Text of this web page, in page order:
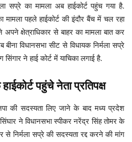
सप्रे का मामला अब हाईकोर्ट पहुंच गया है.
मामला पहले हाईकोर्ट की इंदौर बैंच में चल रहा
क्षेत्राधिकार से बाहर का मामला बात कर
विधानसभा सीट से विधायक निर्मला सप्रे
ने हाई कोर्ट में याचिका लगाई है.
पहुंचे नेता प्रतिपक्ष
की सदस्यता लिए जाने के बाद मध्य प्रदेश
ने विधानसभा स्पीकर नरेंद्र सिंह तोमर के
निर्मला सप्रे की सदस्यता रद्द करने की मांग